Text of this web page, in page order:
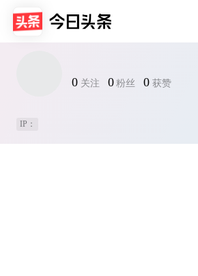
0 关注 0 粉丝 0 获赞
IP：